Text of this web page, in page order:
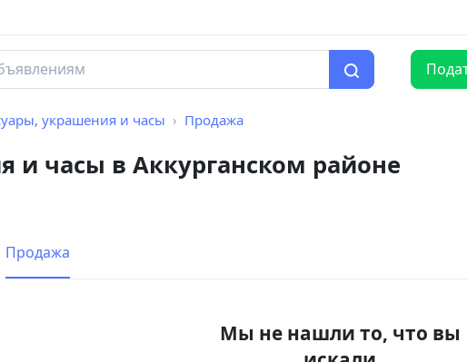
украшения и часы Продажа
и часы в Аккурганском районе
Продажа
Мы не нашли то, что вы